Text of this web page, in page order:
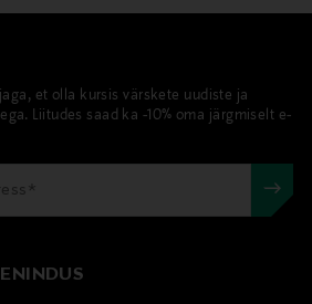
et olla kursis värskete uudiste ja
Liitudes saad ka -10% oma järgmiselt e-